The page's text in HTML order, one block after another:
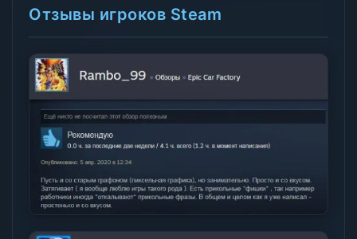
Отзывы игроков Steam